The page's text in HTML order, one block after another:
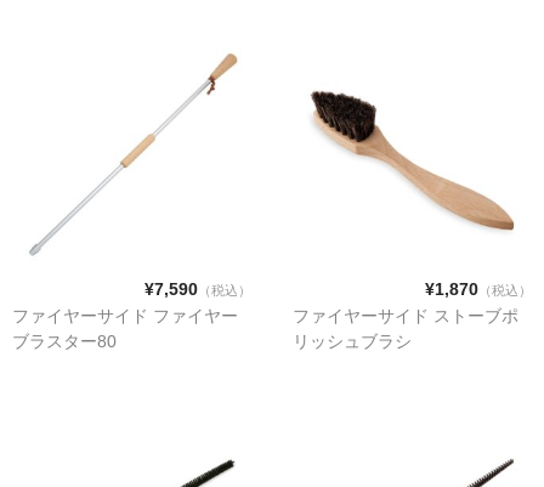
¥7,590（税込）
ファイヤーサイド ファイヤー
ブラスター80
¥1,870（税込）
ファイヤーサイド ストーブポ
リッシュブラシ